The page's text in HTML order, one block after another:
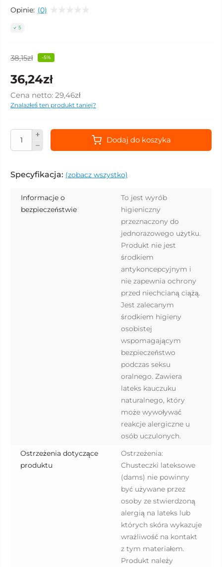
Opinie: (0)
5
38,15zł -5%
36,24zł
Cena netto: 29,46zł
Znalazłeś ten produkt taniej?
Dodaj do koszyka
Specyfikacja: (zobacz wszystko)
Informacje o
bezpieczeństwie
To jest wyrób
higieniczny
przeznaczony do
jednorazowego użytku.
Produkt nie jest
środkiem
antykoncepcyjnym i
nie zapewnia ochrony
przed niechcianą ciążą.
Jest zalecanym
środkiem higieny
osobistej
wspomagającym
bezpieczeństwo
podczas seksu
oralnego. Zawiera
lateks kauczuku
naturalnego, który
może wywoływać
reakcje alergiczne u
osób uczulonych.
Ostrzeżenia dotyczące
produktu
Ostrzeżenia:
Chusteczki lateksowe
(dams) nie powinny
być używane przez
osoby ze stwierdzoną
alergią na lateks lub
których skóra wykazuje
wrażliwość na kontakt
z tym materiałem.
Produkt należy